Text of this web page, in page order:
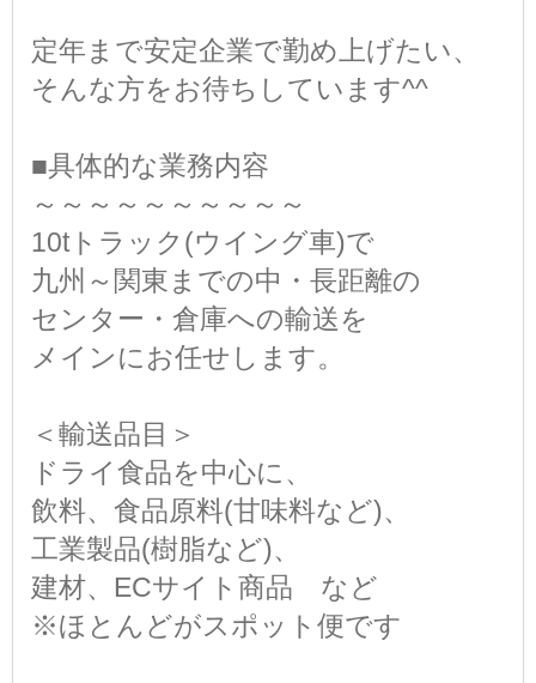
定年まで安定企業で勤め上げたい、
そんな方をお待ちしています^^
■具体的な業務内容
～～～～～～～～～～
10tトラック(ウイング車)で
九州～関東までの中・長距離の
センター・倉庫への輸送を
メインにお任せします。
＜輸送品目＞
ドライ食品を中心に、
飲料、食品原料(甘味料など)、
工業製品(樹脂など)、
建材、ECサイト商品 など
※ほとんどがスポット便です